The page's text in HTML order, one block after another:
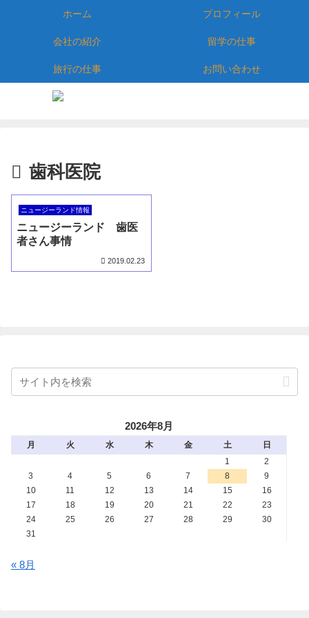
ホーム プロフィール
会社の紹介 留学の仕事
旅行の仕事 お問い合わせ
歯科医院
ニュージーランド情報
ニュージーランド 歯医
者さん事情
2019.02.23
2026年8月
月 火 水 木 金 土
日
1
2
3
4 5 6 7 8
9
10
11 12 13 14 15
16
17
18 19 20 21 22
23
24
25 26 27 28 29
30
31
« 8月